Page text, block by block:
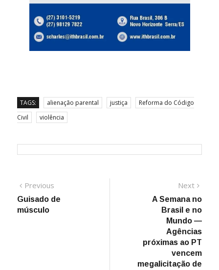
TAGS: alienação parental justiça
Reforma do Código
Civil
violência
Navegação
de
Previous
post:
Guisado de
músculo
Next
post:
A Semana no
Brasil e no
Mundo —
Agências
próximas ao PT
vencem
megalicitação de